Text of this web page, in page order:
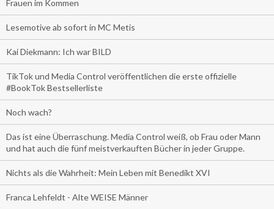
Frauen im Kommen
Lesemotive ab sofort in MC Metis
Kai Diekmann: Ich war BILD
TikTok und Media Control veröffentlichen die erste offizielle
#BookTok Bestsellerliste
Noch wach?
Das ist eine Überraschung. Media Control weiß, ob Frau oder Mann
und hat auch die fünf meistverkauften Bücher in jeder Gruppe.
Nichts als die Wahrheit: Mein Leben mit Benedikt XVI
Franca Lehfeldt - Alte WEISE Männer